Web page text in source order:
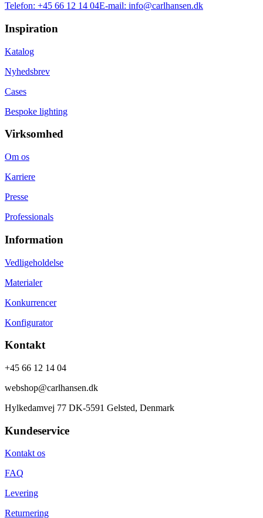
Telefon: +45 66 12 14 04E-mail: info@carlhansen.dk
Inspiration
Katalog
Nyhedsbrev
Cases
Bespoke lighting
Virksomhed
Om os
Karriere
Presse
Professionals
Information
Vedligeholdelse
Materialer
Konkurrencer
Konfigurator
Kontakt
+45 66 12 14 04
webshop@carlhansen.dk
Hylkedamvej 77 DK-5591 Gelsted, Denmark
Kundeservice
Kontakt os
FAQ
Levering
Returnering